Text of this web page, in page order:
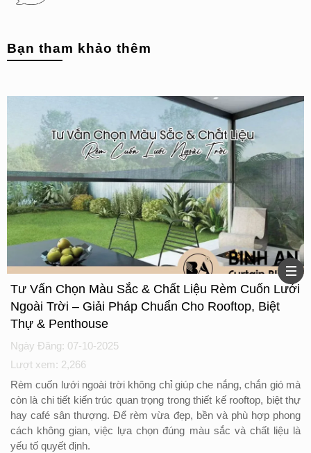
Bạn tham khảo thêm
Tư Vấn Chọn Màu Sắc & Chất Liệu Rèm Cuốn Lưới
Ngoài Trời – Giải Pháp Chuẩn Cho Rooftop, Biệt
Thự & Penthouse
Ngày Đăng: 07-10-2025
Lượt xem: 2,266
Rèm cuốn lưới ngoài trời không chỉ giúp che nắng, chắn gió mà
còn là chi tiết kiến trúc quan trọng trong thiết kế rooftop, biệt thự
hay café sân thượng. Để rèm vừa đẹp, bền và phù hợp phong
cách không gian, việc lựa chọn đúng màu sắc và chất liệu là
yếu tố quyết định.